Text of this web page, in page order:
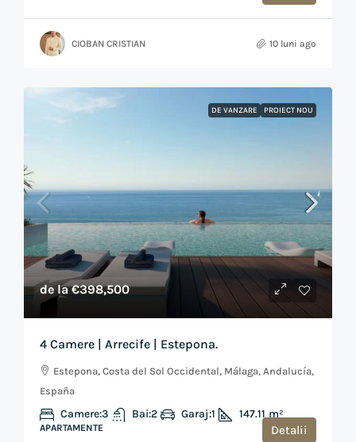
CIOBAN CRISTIAN 10 luni ago
DE VANZARE PROIECT NOU
de la€398,500
4 Camere | Arrecife | Estepona.
Estepona, Costa del Sol Occidental, Málaga, Andalucía,
España
Camere:3 Bai:2 Garaj:1 147.11 m²
APARTAMENTE Detalii